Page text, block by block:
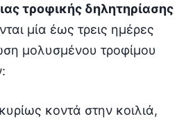
τροφικής δηλητηρίασης
μία έως τρεις ημέρες
μολυσμένου τροφίμου
κοντά στην κοιλιά,